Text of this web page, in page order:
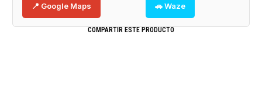
📍 Google Maps 🚗 Waze
COMPARTIR ESTE PRODUCTO